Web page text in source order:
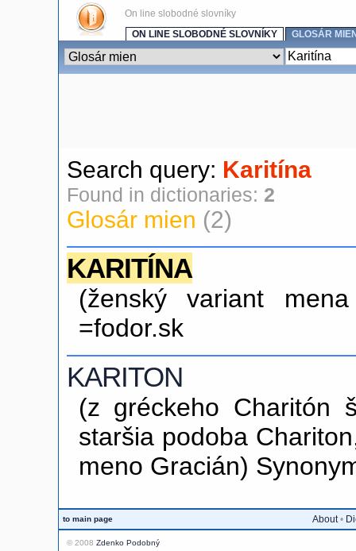
On line slobodné slovníky
ON LINE SLOBODNÉ SLOVNÍKY
GLOSÁR
Search query: Karitína
Found in dictionaries: 2
Glosár mien (2)
KARITÍNA
(ženský variant
=fodor.sk
KARITON
(z gréckeho Charitón
staršia podoba
meno Gracián)
to main page About•
© 2008 Zdenko Podobný